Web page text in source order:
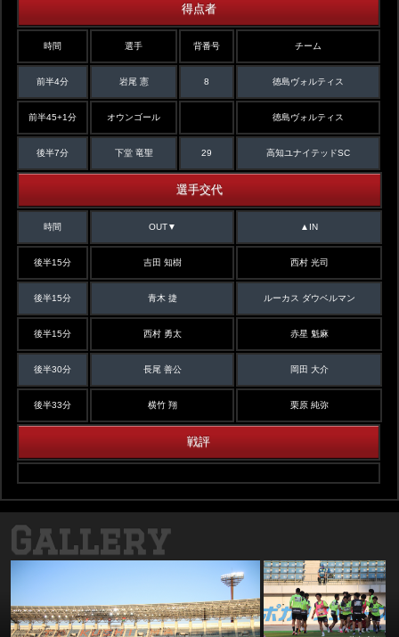
得点者
時間 選手 背番号 チーム
前半4分 岩尾 憲 8 徳島ヴォルティス
前半45+1分 オウンゴール 徳島ヴォルティス
後半7分 下堂 竜聖 29 高知ユナイテッドSC
選手交代
時間 OUT▼ ▲IN
後半15分 吉田 知樹 西村 光司
後半15分 青木 捷 ルーカス ダウベルマン
後半15分 西村 勇太 赤星 魁麻
後半30分 長尾 善公 岡田 大介
後半33分 横竹 翔 栗原 純弥
戦評
Gallery